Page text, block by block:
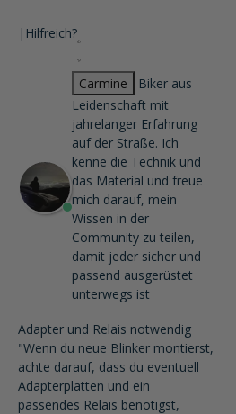
| Hilfreich?
Carmine
Biker aus
Leidenschaft mit
jahrelanger Erfahrung
auf der Straße. Ich
kenne die Technik und
das Material und freue
mich darauf, mein
Wissen in der
Community zu teilen,
damit jeder sicher und
passend ausgerüstet
unterwegs ist
Adapter und Relais notwendig
"Wenn du neue Blinker montierst,
achte darauf, dass du eventuell
Adapterplatten und ein
passendes Relais benötigst,